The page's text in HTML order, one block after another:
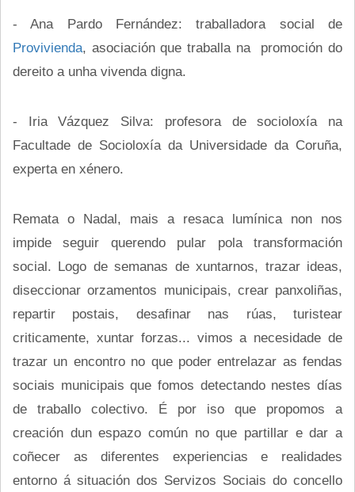
- Ana Pardo Fernández: traballadora social de
Provivienda, asociación que traballa na promoción do
dereito a unha vivenda digna.
- Iria Vázquez Silva: profesora de socioloxía na
Facultade de Socioloxía da Universidade da Coruña,
experta en xénero.
Remata o Nadal, mais a resaca lumínica non nos
impide seguir querendo pular pola transformación
social. Logo de semanas de xuntarnos, trazar ideas,
diseccionar orzamentos municipais, crear panxoliñas,
repartir postais, desafinar nas rúas, turistear
criticamente, xuntar forzas... vimos a necesidade de
trazar un encontro no que poder entrelazar as fendas
sociais municipais que fomos detectando nestes días
de traballo colectivo. É por iso que propomos a
creación dun espazo común no que partillar e dar a
coñecer as diferentes experiencias e realidades
entorno á situación dos Servizos Sociais do concello